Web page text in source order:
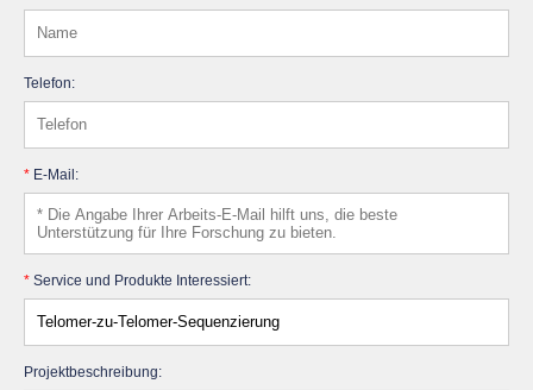
Telefon:
* E-Mail:
* Service und Produkte Interessiert:
Projektbeschreibung: